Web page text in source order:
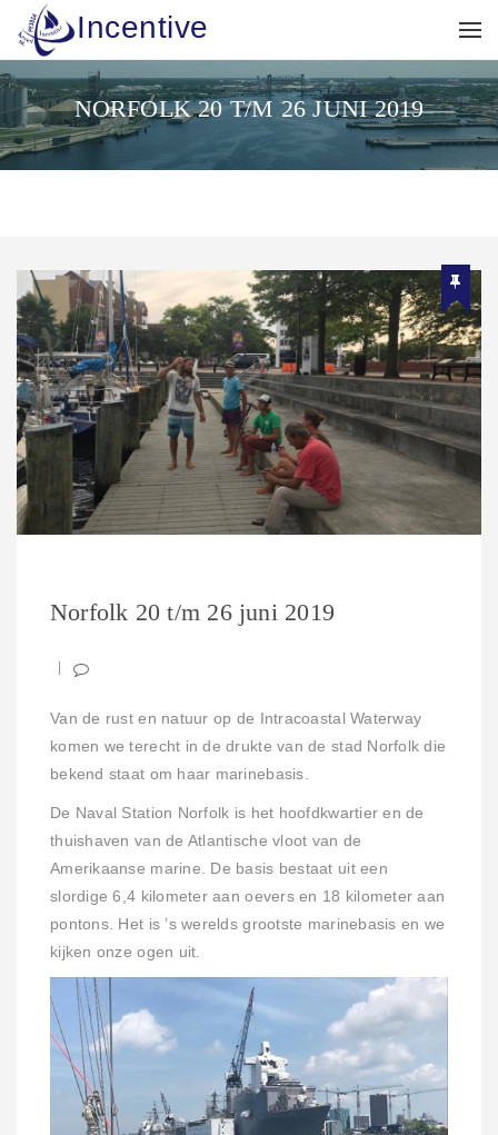
Incentive
NORFOLK 20 T/M 26 JUNI 2019
Norfolk 20 t/m 26 juni 2019
Van de rust en natuur op de Intracoastal Waterway
komen we terecht in de drukte van de stad Norfolk die
bekend staat om haar marinebasis.
De Naval Station Norfolk is het hoofdkwartier en de
thuishaven van de Atlantische vloot van de
Amerikaanse marine. De basis bestaat uit een
slordige 6,4 kilometer aan oevers en 18 kilometer aan
pontons. Het is ’s werelds grootste marinebasis en we
kijken onze ogen uit.